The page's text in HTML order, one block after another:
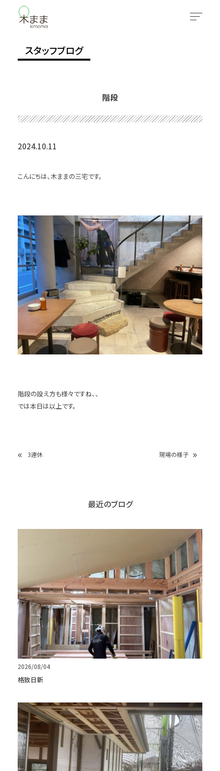
スタッフブログ
階段
2024.10.11
こんにちは、木ままの三宅です。
階段の設え方も様々ですね、、
では本日は以上です。
« 3連休 現場の様子 »
最近のブログ
2026/08/04
格致日新